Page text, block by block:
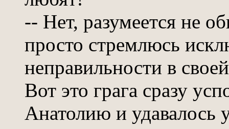
-- Нет, разумеется не
просто стремлюсь
неправильности в
Вот это грага сразу
Анатолию и удавалось